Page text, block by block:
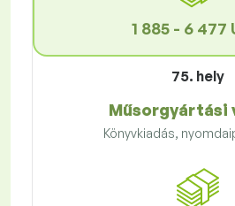
1 885 - 6 477
75. hely
Műsorgyártási
Könyvkiadás,